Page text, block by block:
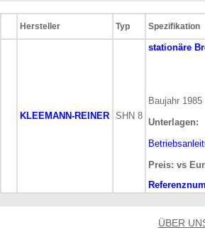
Hersteller Typ Spezifikation
KLEEMANN-REINER SHN 8
stationäre
Baujahr 1985
Unterlagen:
Preis: vs
ÜBER